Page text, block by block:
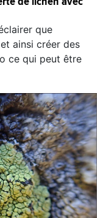
que
ainsi créer des
ce qui peut être